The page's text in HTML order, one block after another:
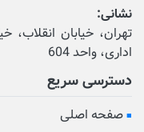
نشانی:
تهران، خیابان انقلاب،
اداری، واحد 604
دسترسی سریع
صفحه اصلی